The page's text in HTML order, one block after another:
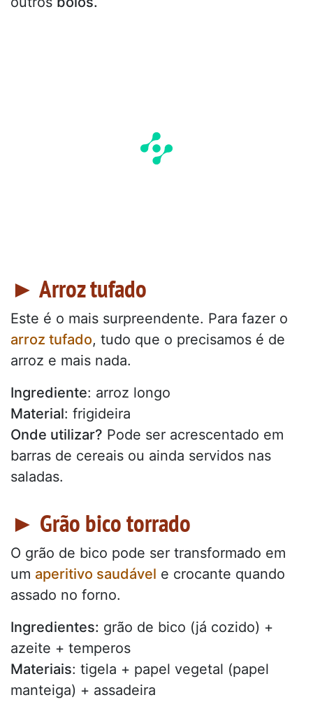
► Arroz tufado
Este é o mais surpreendente. Para fazer o
arroz tufado, tudo que o precisamos é de
arroz e mais nada.
Ingrediente: arroz longo
Material: frigideira
Onde utilizar? Pode ser acrescentado em
barras de cereais ou ainda servidos nas
saladas.
► Grão bico torrado
O grão de bico pode ser transformado em
um aperitivo saudável e crocante quando
assado no forno.
Ingredientes: grão de bico (já cozido) +
azeite + temperos
Materiais: tigela + papel vegetal (papel
manteiga) + assadeira